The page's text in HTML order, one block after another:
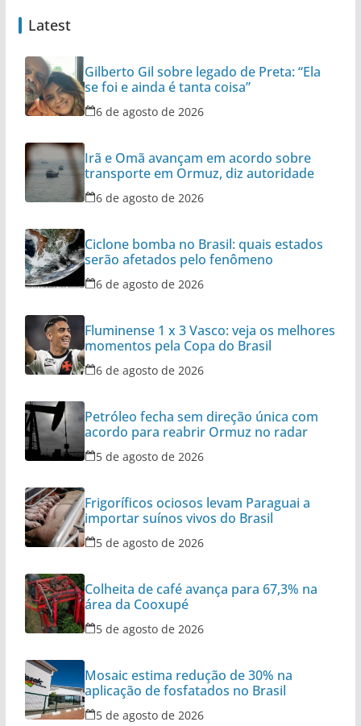
Latest
Gilberto Gil sobre legado de Preta: “Ela
se foi e ainda é tanta coisa”
6 de agosto de 2026
Irã e Omã avançam em acordo sobre
transporte em Ormuz, diz autoridade
6 de agosto de 2026
Ciclone bomba no Brasil: quais estados
serão afetados pelo fenômeno
6 de agosto de 2026
Fluminense 1 x 3 Vasco: veja os melhores
momentos pela Copa do Brasil
6 de agosto de 2026
Petróleo fecha sem direção única com
acordo para reabrir Ormuz no radar
5 de agosto de 2026
Frigoríficos ociosos levam Paraguai a
importar suínos vivos do Brasil
5 de agosto de 2026
Colheita de café avança para 67,3% na
área da Cooxupé
5 de agosto de 2026
Mosaic estima redução de 30% na
aplicação de fosfatados no Brasil
5 de agosto de 2026